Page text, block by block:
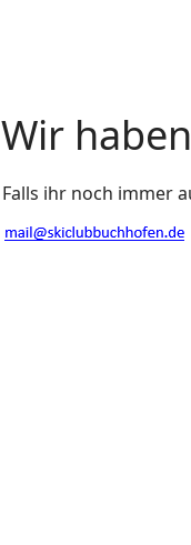
Wir
Falls ihr noch immer